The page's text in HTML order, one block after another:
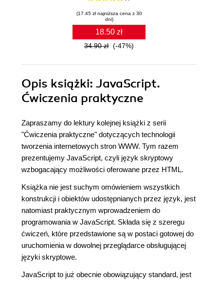
(17.45 zł najniższa cena z 30
dni)
18.50 zł
34.90 zł (-47%)
Opis książki: JavaScript.
Ćwiczenia praktyczne
Zapraszamy do lektury kolejnej książki z serii
"Ćwiczenia praktyczne" dotyczących technologii
tworzenia internetowych stron WWW. Tym razem
prezentujemy JavaScript, czyli język skryptowy
wzbogacający możliwości oferowane przez HTML.
Książka nie jest suchym omówieniem wszystkich
konstrukcji i obiektów udostępnianych przez język, jest
natomiast praktycznym wprowadzeniem do
programowania w JavaScript. Składa się z szeregu
ćwiczeń, które przedstawione są w postaci gotowej do
uruchomienia w dowolnej przeglądarce obsługującej
języki skryptowe.
JavaScript to już obecnie obowiązujący standard, jest